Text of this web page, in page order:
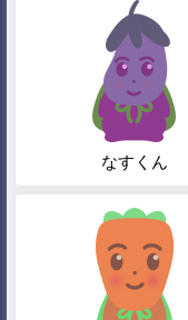
なすくん